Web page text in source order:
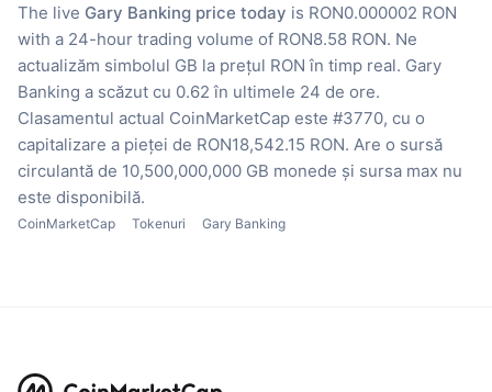
The live Gary Banking price today is RON0.000002 RON
with a 24-hour trading volume of RON8.58 RON. Ne
actualizăm simbolul GB la prețul RON în timp real. Gary
Banking a scăzut cu 0.62 în ultimele 24 de ore.
Clasamentul actual CoinMarketCap este #3770, cu o
capitalizare a pieței de RON18,542.15 RON. Are o sursă
circulantă de 10,500,000,000 GB monede și sursa max nu
este disponibilă.
CoinMarketCap Tokenuri Gary Banking